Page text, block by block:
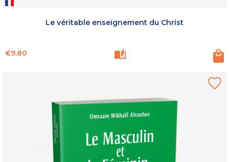
Le véritable enseignement du Christ
Price
€9.80